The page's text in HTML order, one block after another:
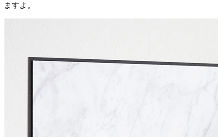
ますよ。